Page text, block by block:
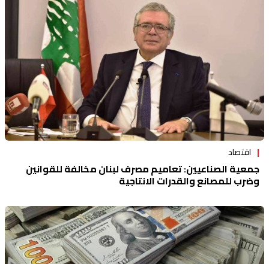
اقتصاد
جمعية الصناعيين: تعاميم مصرف لبنان مخالفة للقوانين
وضرب للمصانع والقدرات الانتاجية